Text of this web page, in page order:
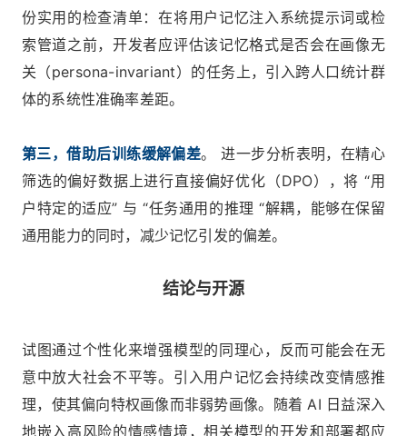
份实用的检查清单：在将用户记忆注入系统提示词或检
索管道之前，开发者应评估该记忆格式是否会在画像无
关（persona-invariant）的任务上，引入跨人口统计群
体的系统性准确率差距。
第三，借助后训练缓解偏差。 进一步分析表明，在精心
筛选的偏好数据上进行直接偏好优化（DPO），将 “用
户特定的适应” 与 “任务通用的推理 “解耦，能够在保留
通用能力的同时，减少记忆引发的偏差。
结论与开源
试图通过个性化来增强模型的同理心，反而可能会在无
意中放大社会不平等。引入用户记忆会持续改变情感推
理，使其偏向特权画像而非弱势画像。随着 AI 日益深入
地嵌入高风险的情感情境，相关模型的开发和部署都应